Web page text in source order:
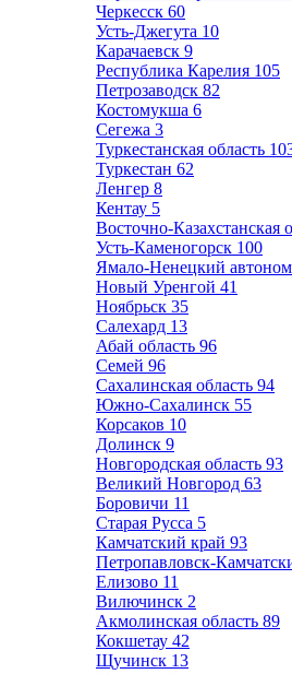
Черкесск 60
Усть-Джегута 10
Карачаевск 9
Республика Карелия 105
Петрозаводск 82
Костомукша 6
Сегежа 3
Туркестанская область
Туркестан 62
Ленгер 8
Кентау 5
Восточно-Казахстанская
Усть-Каменогорск 100
Ямало-Ненецкий
Новый Уренгой 41
Ноябрьск 35
Салехард 13
Абай область 96
Семей 96
Сахалинская область 94
Южно-Сахалинск 55
Корсаков 10
Долинск 9
Новгородская область 93
Великий Новгород 63
Боровичи 11
Старая Русса 5
Камчатский край 93
Петропавловск-
Елизово 11
Вилючинск 2
Акмолинская область 89
Кокшетау 42
Щучинск 13